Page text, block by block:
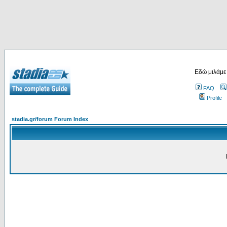
Εδώ
FAQ
Profile
stadia.gr/forum Forum Index